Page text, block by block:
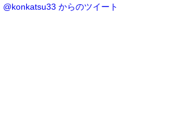
@konkatsu33 からのツイート